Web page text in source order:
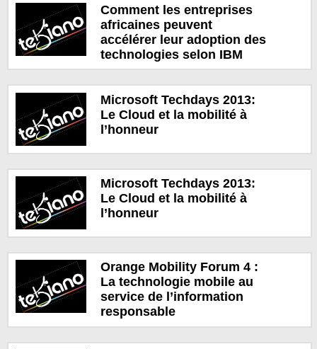
Comment les entreprises
africaines peuvent
accélérer leur adoption des
technologies selon IBM
Microsoft Techdays 2013:
Le Cloud et la mobilité à
l’honneur
Microsoft Techdays 2013:
Le Cloud et la mobilité à
l’honneur
Orange Mobility Forum 4 :
La technologie mobile au
service de l’information
responsable